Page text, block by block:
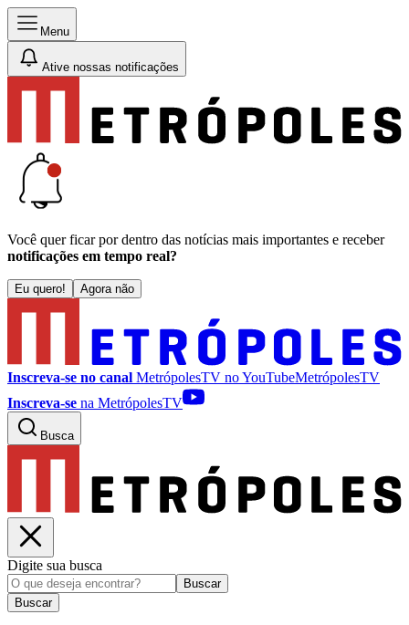
Menu
Ative nossas notificações
Você quer ficar por dentro das notícias mais importantes e receber
notificações em tempo real?
Eu quero! Agora não
Inscreva-se no canal MetrópolesTV noYouTubeMetrópolesTV
Inscreva-se na MetrópolesTV
Busca
Digite sua busca
Buscar
Buscar